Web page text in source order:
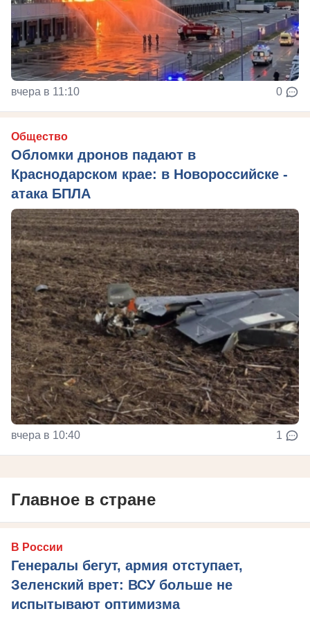
вчера в 11:10 0
Общество
Обломки дронов падают в
Краснодарском крае: в Новороссийске -
атака БПЛА
вчера в 10:40 1
Главное в стране
В России
Генералы бегут, армия отступает,
Зеленский врет: ВСУ больше не
испытывают оптимизма